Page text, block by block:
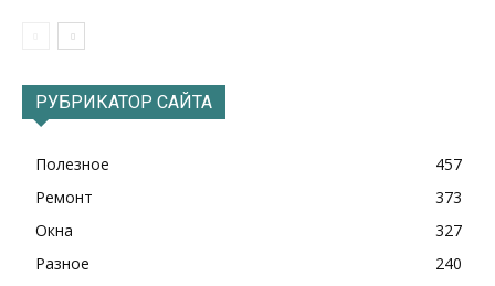
РУБРИКАТОР САЙТА
Полезное
457
Ремонт
373
Окна
327
Разное
240